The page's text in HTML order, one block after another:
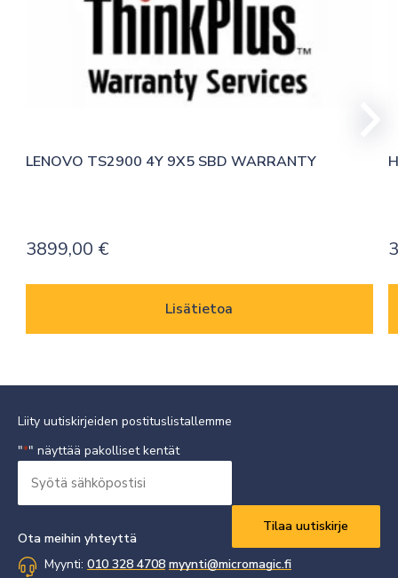
LENOVO TS2900 4Y 9X5 SBD WARRANTY
3899,00 €
Lisätietoa
Liity uutiskirjeiden postituslistallemme
"*" näyttää pakolliset kentät
sähköpostisi
Ota meihin yhteyttä
Myynti: 010 328 4708 myynti@micromagic.fi